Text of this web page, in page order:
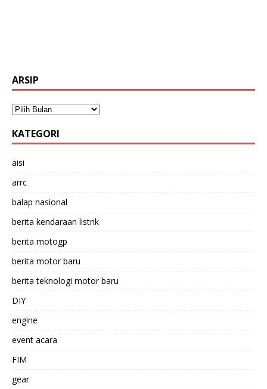
ARSIP
KATEGORI
aisi
arrc
balap nasional
berita kendaraan listrik
berita motogp
berita motor baru
berita teknologi motor baru
DIY
engine
event acara
FIM
gear